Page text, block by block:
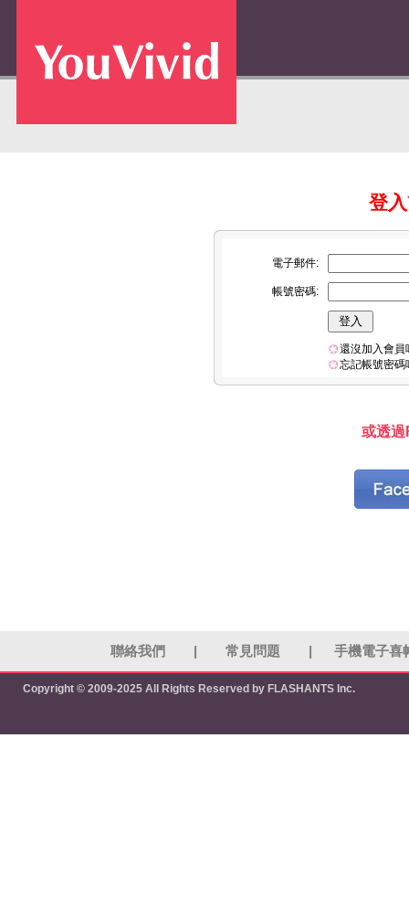
登
電子郵件:
帳號密碼:
還沒加入會
忘記帳號密
或透
聯絡我們 常見問題 手機電子喜
Copyright © 2009-2025 All Rights Reserved by FLASHANTS Inc.